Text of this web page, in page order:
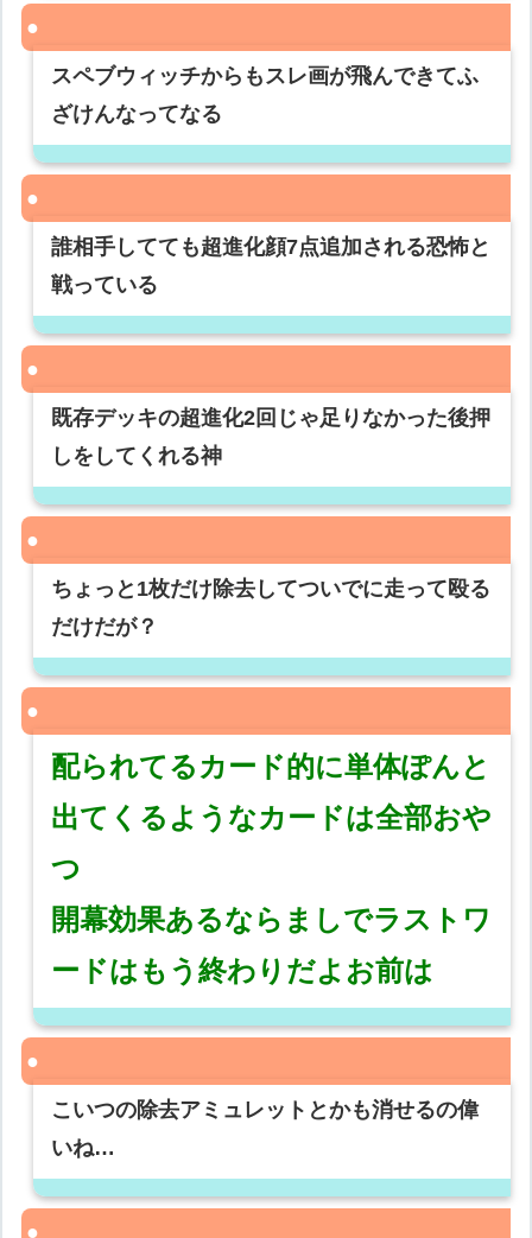
スペブウィッチからもスレ画が飛んできてふ
ざけんなってなる
誰相手してても超進化顔7点追加される恐怖と
戦っている
既存デッキの超進化2回じゃ足りなかった後押
しをしてくれる神
ちょっと1枚だけ除去してついでに走って殴る
だけだが？
配られてるカード的に単体ぽんと
出てくるようなカードは全部おや
つ
開幕効果あるならましでラストワ
ードはもう終わりだよお前は
こいつの除去アミュレットとかも消せるの偉
いね…